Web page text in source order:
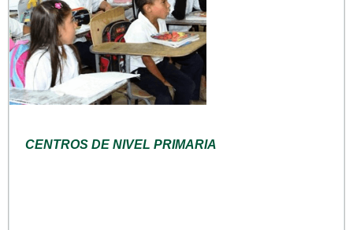
CENTROS DE NIVEL PRIMARIA